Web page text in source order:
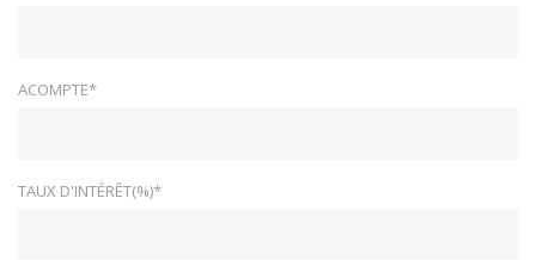
ACOMPTE*
TAUX D'INTÉRÊT(%)*